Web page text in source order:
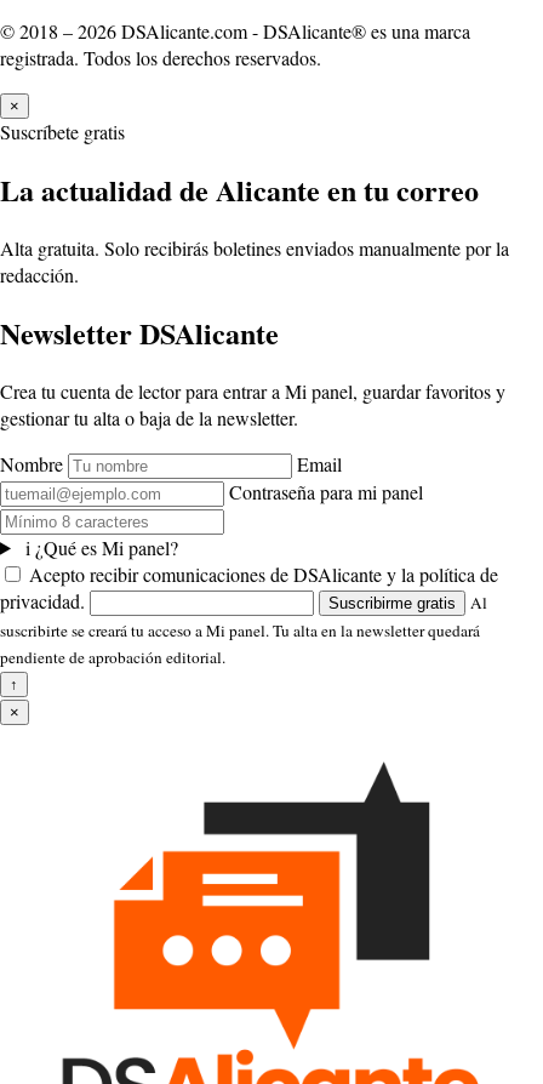
© 2018 – 2026 DSAlicante.com - DSAlicante® es una marca
registrada. Todos los derechos reservados.
×
Suscríbete gratis
La actualidad de Alicante en tu correo
Alta gratuita. Solo recibirás boletines enviados manualmente por la
redacción.
Newsletter DSAlicante
Crea tu cuenta de lector para entrar a Mi panel, guardar favoritos y
gestionar tu alta o baja de la newsletter.
Nombre
Email
Contraseña para mi panel
i ¿Qué es Mi panel?
Acepto recibir comunicaciones de DSAlicante y la política de
privacidad.
Suscribirme gratis
Al
suscribirte se creará tu acceso a Mi panel. Tu alta en la newsletter quedará
pendiente de aprobación editorial.
↑
×